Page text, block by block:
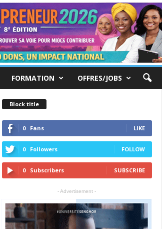
FORMATION OFFRES/JOBS
Block title
0 Fans LIKE
0 Followers FOLLOW
0 Subscribers SUBSCRIBE
- Advertisement -